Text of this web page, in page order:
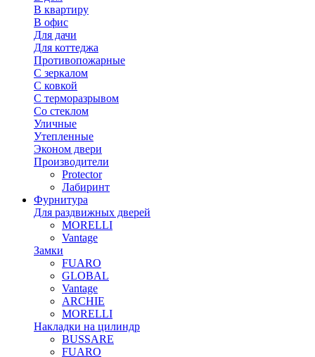
В квартиру
В офис
Для дачи
Для коттеджа
Противопожарные
С зеркалом
С ковкой
С терморазрывом
Со стеклом
Уличные
Утепленные
Эконом двери
Производители
Protector
Лабиринт
Фурнитура
Для раздвижных дверей
MORELLI
Vantage
Замки
FUARO
GLOBAL
Vantage
ARCHIE
MORELLI
Накладки на цилиндр
BUSSARE
FUARO